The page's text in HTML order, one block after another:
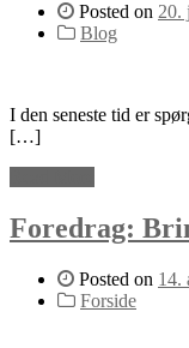
Posted on 20.
Blog
I den seneste tid er
[…]
Foredrag:
Posted on 14.
Forside